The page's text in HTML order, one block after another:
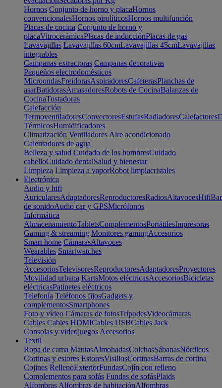
Hornos Conjunto de horno y placaHornos
convencionalesHornos pirolíticosHornos multifunción
Placas de cocina Conjunto de horno y
placaVitrocerámicaPlacas de inducciónPlacas de gas
Lavavajillas Lavavajillas 60cmLavavajillas 45cmLavavajillas
integrables
Campanas extractoras Campanas decorativas
Pequeños electrodomésticos
MicroondasFreidorasAspiradoresCafeterasPlanchas de
asarBatidorasAmasadoresRobots de CocinaBalanzas de
CocinaTostadoras
Calefacción
TermoventiladoresConvectoresEstufasRadiadoresCalefactores
TérmicosHumidificadores
Climatización Ventiladores Aire acondicionado
Calentadores de agua
Belleza y salud Cuidado de los hombresCuidado
cabelloCuidado dentalSalud y bienestar
Limpieza Limpieza a vaporRobot limpiacristales
Electrónica
Audio y hifi
AuricularesAdaptadoresReproductoresRadiosAltavocesHifi
de sonidoAudio car y GPSMicrófonos
Informática
AlmacenamientoTabletsComplementosPortátilesImpresoras
Gaming & streaming Monitores gamingAccesorios
Smart home CámarasAltavoces
Wearables Smartwatches
Televisión
AccesoriosTelevisoresReproductoresAdaptadoresProyectores
Movilidad urbana KartsMotos eléctricasAccesoriosBicicletas
eléctricasPatinetes eléctricos
Telefonía Teléfonos fijosGadgets y
complementosSmartphones
Foto y vídeo Cámaras de fotosTrípodesVideocámaras
Cables Cables HDMICables USBCables Jack
Consolas y videojuegos Accesorios
Textil
Ropa de cama MantasAlmohadasColchasSábanasNórdicos
Cortinas y estores EstoresVisillosCortinasBarras de cortina
Cojines RellenoExteriorFundasCojín con relleno
Complementos para sofás Fundas de sofásPlaids
Alfombras Alfombras de habitaciónAlfombras